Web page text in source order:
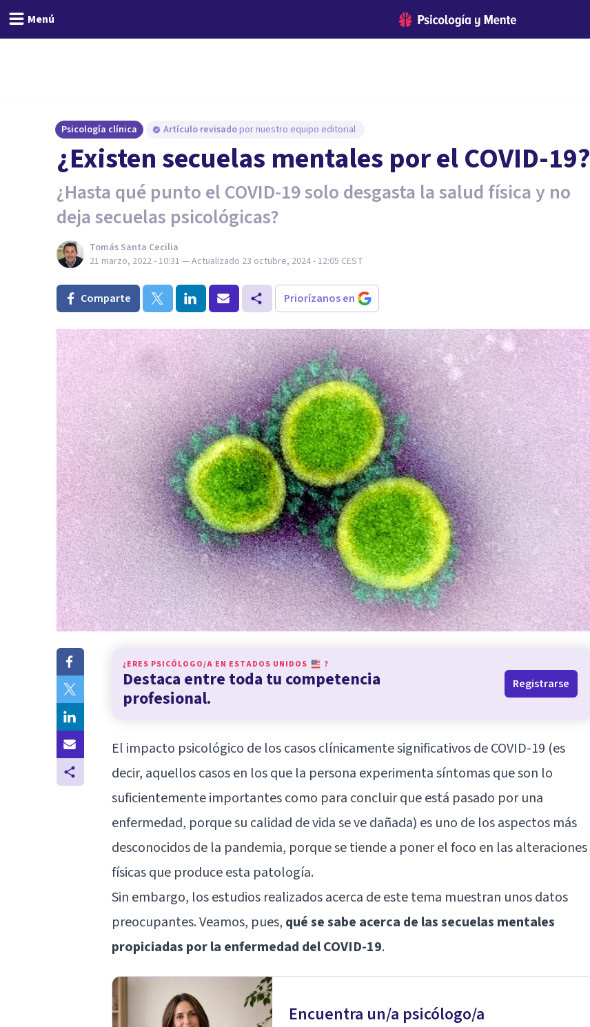
Menú
Psicología clínica Artículo revisado por nuestro equipo editorial
¿Existen secuelas mentales por el COVID-19?
¿Hasta qué punto el COVID-19 solo desgasta la salud física y no
deja secuelas psicológicas?
Tomás Santa Cecilia
21 marzo, 2022 - 10:31 — Actualizado 23 octubre, 2024 - 12:05 CEST
Comparte Priorízanos en
¿ERES PSICÓLOGO/A EN ESTADOS UNIDOS ?
Destaca entre toda tu competencia
profesional.
Registrarse
El impacto psicológico de los casos clínicamente significativos de COVID-19 (es
decir, aquellos casos en los que la persona experimenta síntomas que son lo
suficientemente importantes como para concluir que está pasado por una
enfermedad, porque su calidad de vida se ve dañada) es uno de los aspectos más
desconocidos de la pandemia, porque se tiende a poner el foco en las alteraciones
físicas que produce esta patología.
Sin embargo, los estudios realizados acerca de este tema muestran unos datos
preocupantes. Veamos, pues, qué se sabe acerca de las secuelas mentales
propiciadas por la enfermedad del COVID-19.
Encuentra un/a psicólogo/a